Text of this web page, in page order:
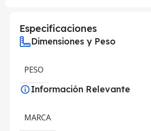
Especificaciones
Dimensiones y Peso
PESO
Información Relevante
MARCA